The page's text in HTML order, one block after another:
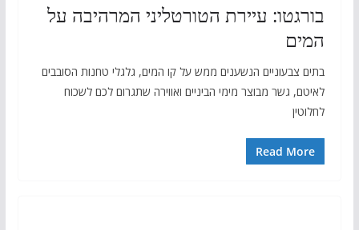
בורגטו: עיירת הטורטליני המרהיבה על
המים
בתים צבעוניים הנשענים ממש על קו המים, גלגלי טחנות הסובבים
לאיטם, גשר מבוצר מימי הביניים ואווירה שתגרום לכם לשכוח
לחלוטין
Read More